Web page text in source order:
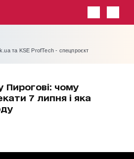
та KSE ProfTech - спецпроєкт
Пирогові: чому
7 липня і яка